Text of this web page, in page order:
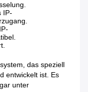
IP-
das speziell
entwickelt ist. Es
unter